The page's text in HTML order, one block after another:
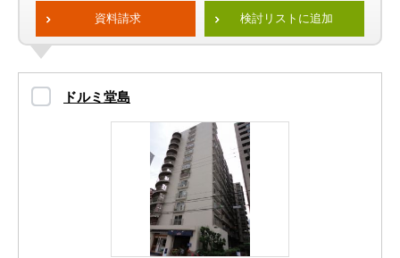
資料請求 検討リストに追加
ドルミ堂島